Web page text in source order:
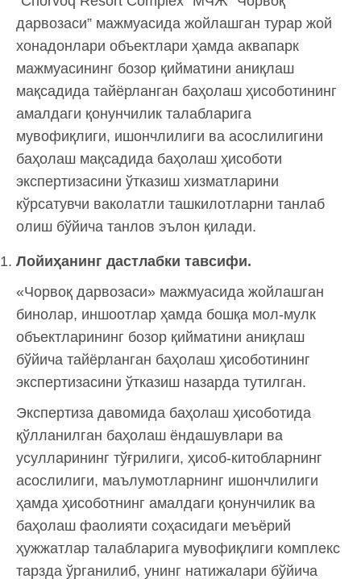
дарвозаси” мажмуасида жойлашган турар жой
хонадонлари объектлари ҳамда аквапарк
мажмуасининг бозор қийматини аниқлаш
мақсадида тайёрланган баҳолаш ҳисоботининг
амалдаги қонунчилик талабларига
мувофиқлиги, ишончлилиги ва асослилигини
баҳолаш мақсадида баҳолаш ҳисоботи
экспертизасини ўтказиш хизматларини
кўрсатувчи ваколатли ташкилотларни танлаб
олиш бўйича танлов эълон қилади.
Лойиҳанинг дастлабки тавсифи.
«Чорвоқ дарвозаси» мажмуасида жойлашган
бинолар, иншоотлар ҳамда бошқа мол-мулк
объектларининг бозор қийматини аниқлаш
бўйича тайёрланган баҳолаш ҳисоботининг
экспертизасини ўтказиш назарда тутилган.
Экспертиза давомида баҳолаш ҳисоботида
қўлланилган баҳолаш ёндашувлари ва
усулларининг тўғрилиги, ҳисоб-китобларнинг
асослилиги, маълумотларнинг ишончлилиги
ҳамда ҳисоботнинг амалдаги қонунчилик ва
баҳолаш фаолияти соҳасидаги меъёрий
ҳужжатлар талабларига мувофиқлиги комплекс
тарзда ўрганилиб, унинг натижалари бўйича